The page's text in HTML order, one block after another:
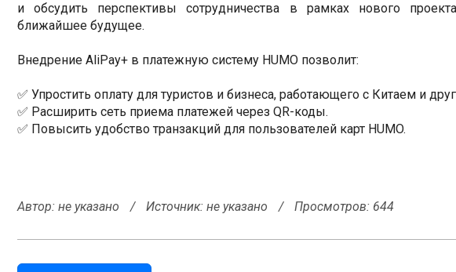
и обсудить перспективы сотрудничества в рамках нового
ближайшее будущее.
Внедрение AliPay+ в платежную систему HUMO позволит:
✅ Упростить оплату для туристов и бизнеса, работающего с Китаем и
✅ Расширить сеть приема платежей через QR-коды.
✅ Повысить удобство транзакций для пользователей карт HUMO.
Автор: не указано / Источник: не указано / Просмотров: 644